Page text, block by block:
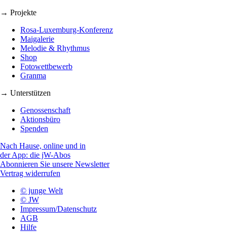
→ Projekte
Rosa-Luxemburg-Konferenz
Maigalerie
Melodie & Rhythmus
Shop
Fotowettbewerb
Granma
→ Unterstützen
Genossenschaft
Aktionsbüro
Spenden
Nach Hause, online und in
der App: die jW-Abos
Abonnieren Sie unsere Newsletter
Vertrag widerrufen
© junge Welt
© JW
Impressum/Datenschutz
AGB
Hilfe